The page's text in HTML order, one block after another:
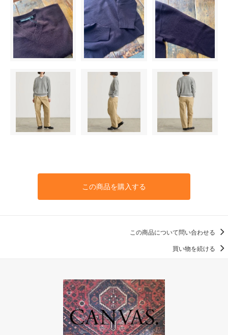
この商品を購入する
この商品について問い合わせる
買い物を続ける